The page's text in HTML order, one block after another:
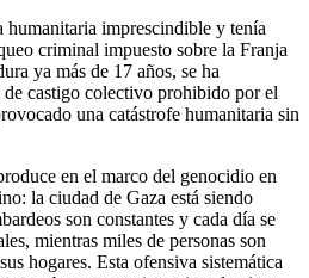
imprescindible y tenía
criminal impuesto sobre la Franja
ya más de 17 años, se ha
castigo colectivo prohibido por el
una catástrofe humanitaria sin
en el marco del genocidio en
la ciudad de Gaza está siendo
son constantes y cada día se
mientras miles de personas son
hogares. Esta ofensiva sistemática